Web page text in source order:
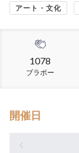
アート・文化
1078
ブラボー
開催日